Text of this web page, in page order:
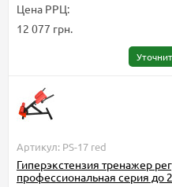
Цена РРЦ:
12 077 грн.
Артикул: PS-17 red
Гиперэкстензия тренажер
профессиональная серия до